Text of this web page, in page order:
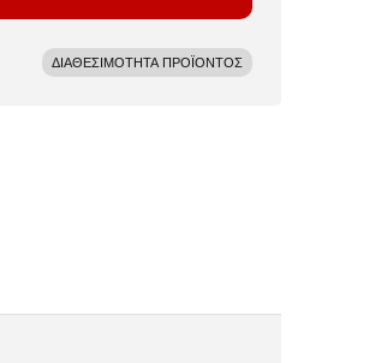
ΔΙΑΘΕΣΙΜΟΤΗΤΑ ΠΡΟΪΟΝΤΟΣ